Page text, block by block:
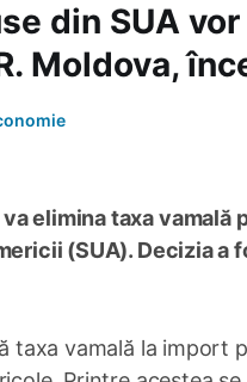
din SUA
Moldova,
elimina taxa
(SUA). Decizia a
taxa vamală la import